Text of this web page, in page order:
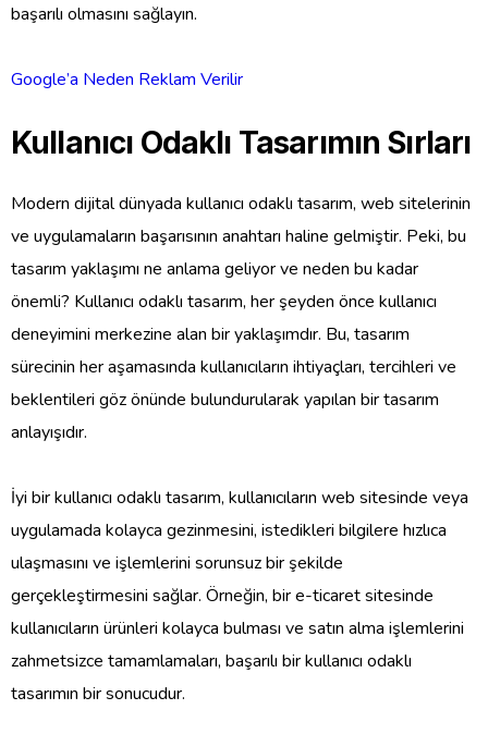
başarılı olmasını sağlayın.
Google’a Neden Reklam Verilir
Kullanıcı Odaklı Tasarımın Sırları
Modern dijital dünyada kullanıcı odaklı tasarım, web sitelerinin
ve uygulamaların başarısının anahtarı haline gelmiştir. Peki, bu
tasarım yaklaşımı ne anlama geliyor ve neden bu kadar
önemli? Kullanıcı odaklı tasarım, her şeyden önce kullanıcı
deneyimini merkezine alan bir yaklaşımdır. Bu, tasarım
sürecinin her aşamasında kullanıcıların ihtiyaçları, tercihleri ve
beklentileri göz önünde bulundurularak yapılan bir tasarım
anlayışıdır.
İyi bir kullanıcı odaklı tasarım, kullanıcıların web sitesinde veya
uygulamada kolayca gezinmesini, istedikleri bilgilere hızlıca
ulaşmasını ve işlemlerini sorunsuz bir şekilde
gerçekleştirmesini sağlar. Örneğin, bir e-ticaret sitesinde
kullanıcıların ürünleri kolayca bulması ve satın alma işlemlerini
zahmetsizce tamamlamaları, başarılı bir kullanıcı odaklı
tasarımın bir sonucudur.